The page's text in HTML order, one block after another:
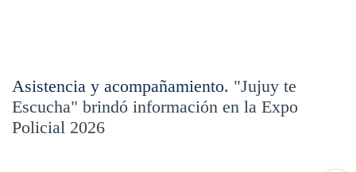
Asistencia y acompañamiento. "Jujuy te
Escucha" brindó información en la Expo
Policial 2026